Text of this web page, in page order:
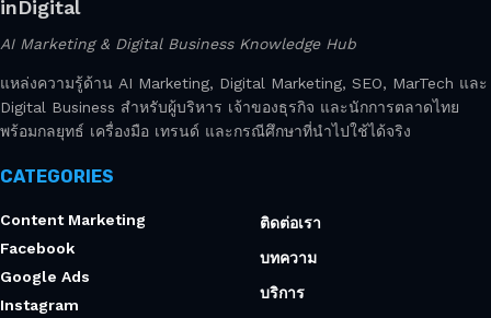
inDigital
AI Marketing & Digital Business Knowledge Hub
แหล่งความรู้ด้าน AI Marketing, Digital Marketing, SEO, MarTech และ
Digital Business สำหรับผู้บริหาร เจ้าของธุรกิจ และนักการตลาดไทย
พร้อมกลยุทธ์ เครื่องมือ เทรนด์ และกรณีศึกษาที่นำไปใช้ได้จริง
CATEGORIES
Content Marketing
Facebook
Google Ads
Instagram
ติดต่อเรา
บทความ
บริการ